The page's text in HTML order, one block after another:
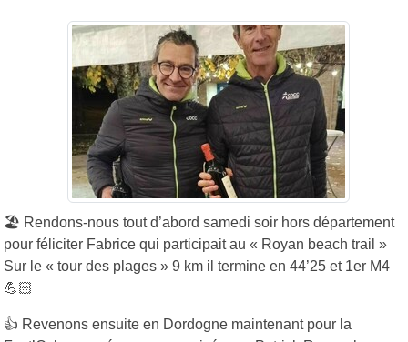
🏖️ Rendons-nous tout d’abord samedi soir hors département
pour féliciter Fabrice qui participait au « Royan beach trail »
Sur le « tour des plages » 9 km il termine en 44’25 et 1er M4
💪🏻
👍 Revenons ensuite en Dordogne maintenant pour la